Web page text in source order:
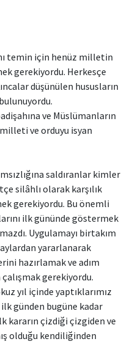
temin için henüz milletin
gerekiyordu. Herkesçe
düşünülen hususların
ve Müslümanların
ve orduyu isyan
saldıranlar kimler
silâhlı olarak karşılık
gerekiyordu. Bu önemli
ilk gününde göstermek
Uygulamayı birtakım
yararlanarak
hazırlamak ve adım
gerekiyordu.
yıl içinde yaptıklarımız
günden bugüne kadar
kararın çizdiği çizgiden ve
olduğu kendiliğinden